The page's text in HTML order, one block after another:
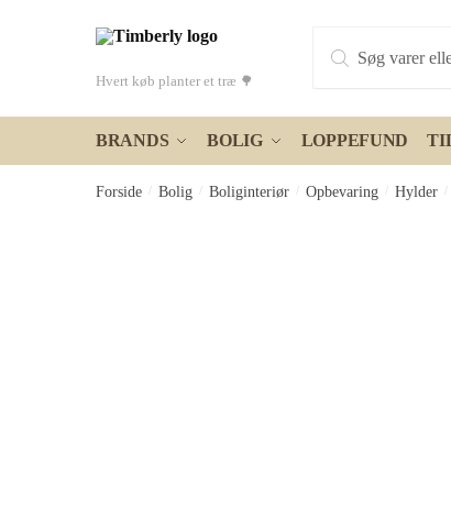
Hvert køb planter et træ 🌳
search
BRANDS BOLIG LOPPEFUND
Forside Bolig Boliginteriør Opbevaring Hylder